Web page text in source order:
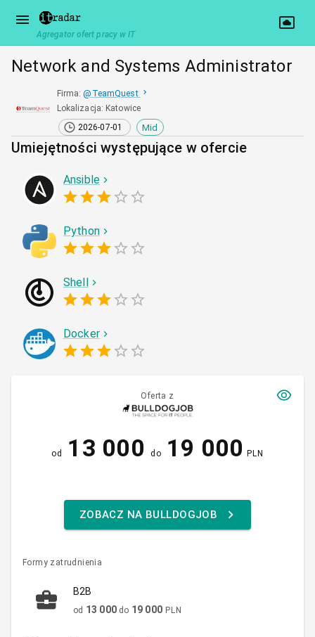
Agregator ofert pracy w IT
Network and Systems Administrator
Firma: @ TeamQuest
Lokalizacja: Katowice
2026-07-01
Mid
Umiejętności występujące w ofercie
Ansible
Python
Shell
Docker
Oferta z
od 13 000 do 19 000 PLN
ZOBACZ NA BULLDOGJOB
Formy zatrudnienia
B2B
od 13 000 do 19 000 PLN